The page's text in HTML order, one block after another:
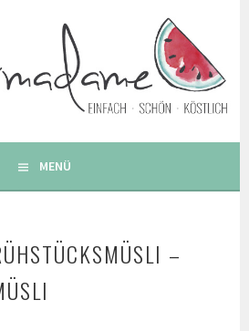
LECKERE EINFACHE BUNTE UND
REZEPTE
MENÜ
–